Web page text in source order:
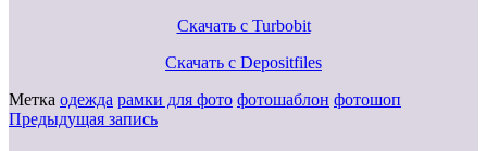
Скачать с Turbobit
Скачать с Depositfiles
Метка одежда рамки для фото фотошаблон фотошоп
Предыдущая запись